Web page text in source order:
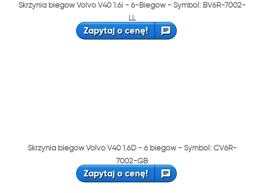
Skrzynia biegów Volvo V40 1.6i - 6-Biegów - Symbol: BV6R-7002-
LL
Zapytaj o cenę!
Skrzynia biegów Volvo V40 1.6D - 6 biegów - Symbol: CV6R-
7002-GB
Zapytaj o cenę!